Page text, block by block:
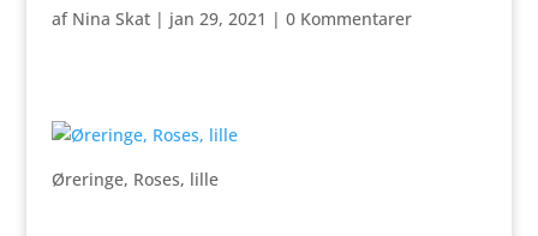
af Nina Skat| jan 29, 2021 | 0 Kommentarer
Øreringe, Roses, lille